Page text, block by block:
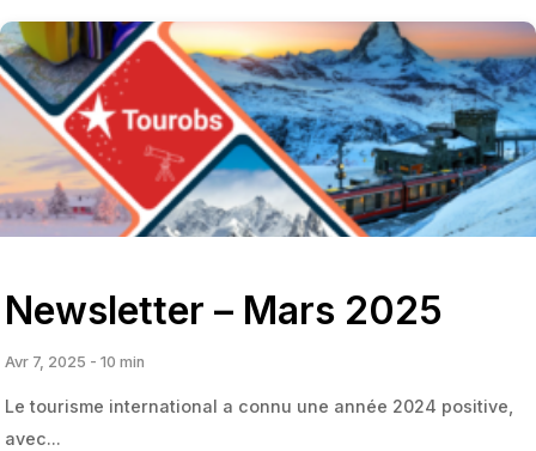
Newsletter – Mars 2025
Avr 7, 2025 - 10 min
Le tourisme international a connu une année 2024 positive,
avec...